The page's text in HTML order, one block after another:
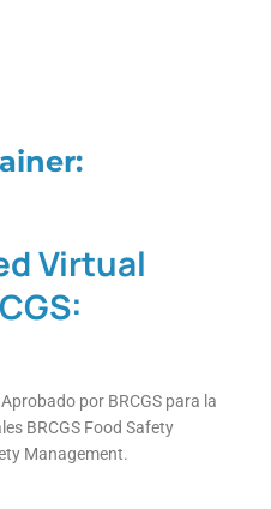
Virtual
por BRCGS para la
BRCGS Food Safety
Management.